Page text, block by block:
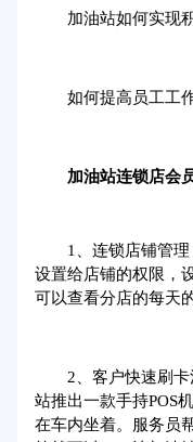
加油站如何实现积
如何提高员工工作
加油站连锁店会员
1、连锁店铺管理
设置给店铺的权限，
可以查看分店的每天
2、客户快速刷卡
站推出一款手持POS
在车内坐着。服务员